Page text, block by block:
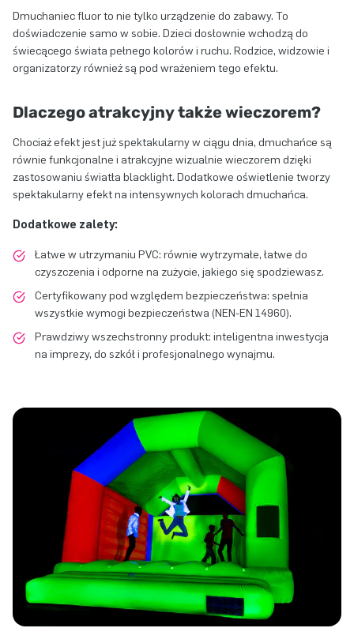
Dmuchaniec fluor to nie tylko urządzenie do zabawy. To
doświadczenie samo w sobie. Dzieci dosłownie wchodzą do
świecącego świata pełnego kolorów i ruchu. Rodzice, widzowie i
organizatorzy również są pod wrażeniem tego efektu.
Dlaczego atrakcyjny także wieczorem?
Chociaż efekt jest już spektakularny w ciągu dnia, dmuchańce są
równie funkcjonalne i atrakcyjne wizualnie wieczorem dzięki
zastosowaniu światła blacklight. Dodatkowe oświetlenie tworzy
spektakularny efekt na intensywnych kolorach dmuchańca.
Dodatkowe zalety:
Łatwe w utrzymaniu PVC: równie wytrzymałe, łatwe do
czyszczenia i odporne na zużycie, jakiego się spodziewasz.
Certyfikowany pod względem bezpieczeństwa: spełnia
wszystkie wymogi bezpieczeństwa (NEN-EN 14960).
Prawdziwy wszechstronny produkt: inteligentna inwestycja
na imprezy, do szkół i profesjonalnego wynajmu.